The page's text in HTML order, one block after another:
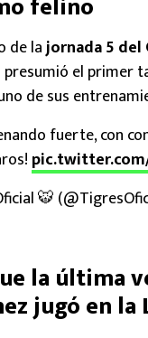
de lajornada 5 del
el primer
de sus
fuerte, con
🐯
la última
jugó en la